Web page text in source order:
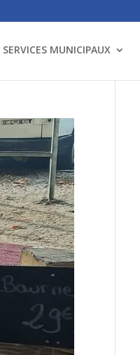
SERVICES MUNICIPAUX